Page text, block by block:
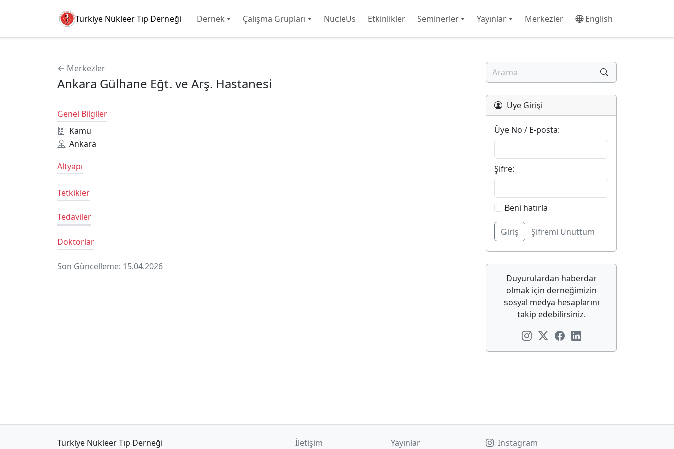
Türkiye Nükleer Tıp Derneği Dernek Çalışma Grupları NucleUs Etkinlikler Seminerler Yayınlar Merkezler English
← Merkezler
Ankara Gülhane Eğt. ve Arş. Hastanesi
Genel Bilgiler
Kamu
Ankara
Altyapı
Tetkikler
Tedaviler
Doktorlar
Son Güncelleme: 15.04.2026
Üye Girişi
Üye No / E-posta:
Şifre:
Beni hatırla
Şifremi Unuttum
Duyurulardan haberdar
olmak için derneğimizin
sosyal medya hesaplarını
takip edebilirsiniz.
Türkiye Nükleer Tıp Derneği İletişim Yayınlar Instagram